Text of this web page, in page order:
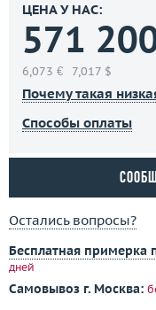
ЦЕНА У НАС:
571
6,073 € 7,017 $
Почему такая
Способы оплаты
Остались вопросы?
Бесплатная примерка
дней
Самовывоз г. Москва: